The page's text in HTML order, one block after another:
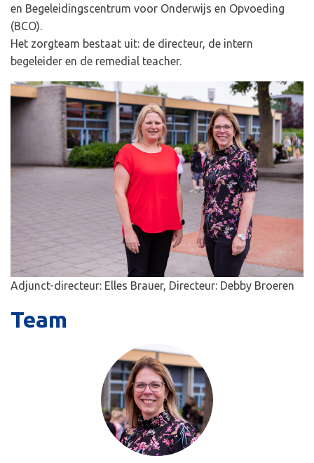
en Begeleidingscentrum voor Onderwijs en Opvoeding
(BCO).
Het zorgteam bestaat uit: de directeur, de intern
begeleider en de remedial teacher.
Adjunct-directeur: Elles Brauer, Directeur: Debby Broeren
Team